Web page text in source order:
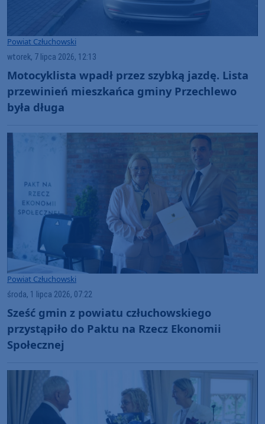
Powiat Człuchowski
wtorek, 7 lipca 2026, 12:13
Motocyklista wpadł przez szybką jazdę. Lista
przewinień mieszkańca gminy Przechlewo
była długa
Powiat Człuchowski
środa, 1 lipca 2026, 07:22
Sześć gmin z powiatu człuchowskiego
przystąpiło do Paktu na Rzecz Ekonomii
Społecznej